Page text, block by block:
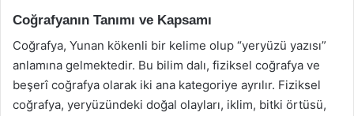
Coğrafyanın Tanımı ve Kapsamı
Coğrafya, Yunan kökenli bir kelime olup “yeryüzü yazısı”
anlamına gelmektedir. Bu bilim dalı, fiziksel coğrafya ve
beşerî coğrafya olarak iki ana kategoriye ayrılır. Fiziksel
coğrafya, yeryüzündeki doğal olayları, iklim, bitki örtüsü,